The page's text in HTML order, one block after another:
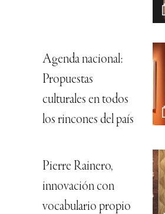
Agenda nacional:
Propuestas
culturales en todos
los rincones del país
Pierre Rainero,
innovación con
vocabulario propio